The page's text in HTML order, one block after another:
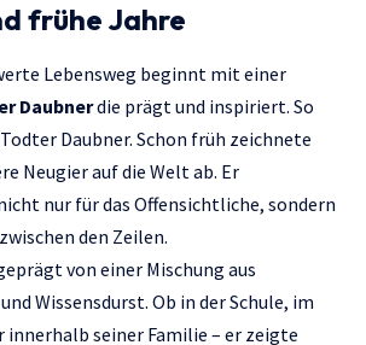
frühe Jahre
Lebensweg beginnt mit einer
Daubnerdie prägt und inspiriert. So
Daubner. Schon früh zeichnete
Neugier auf die Welt ab. Er
nur für das Offensichtliche, sondern
den Zeilen.
von einer Mischung aus
Wissensdurst. Ob in der Schule, im
innerhalb seiner Familie – er zeigte